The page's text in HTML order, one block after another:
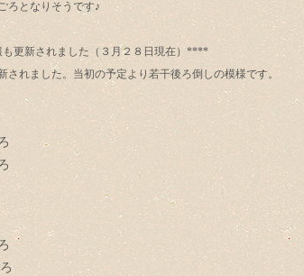
ろとなりそうです♪
更新されました（３月２８日現在）****
されました。当初の予定より若干後ろ倒しの模様です。